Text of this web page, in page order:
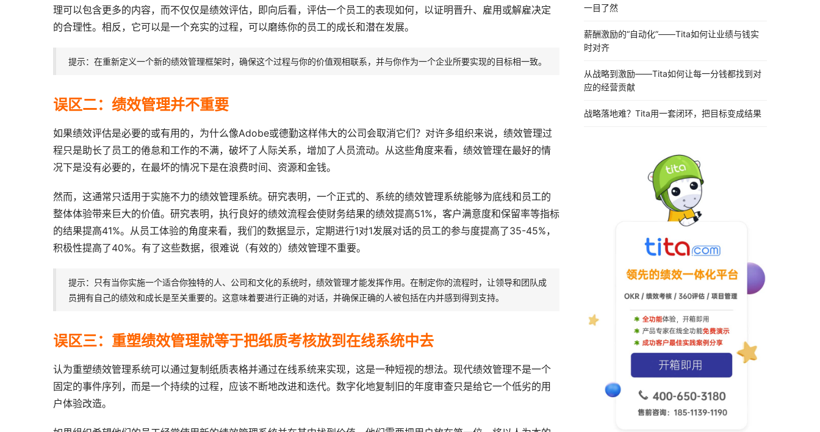
理可以包含更多的内容，而不仅仅是绩效评估，即向后看，评估一个员工的表现如何，以证明晋升、雇用或解雇决定
的合理性。相反，它可以是一个充实的过程，可以磨练你的员工的成长和潜在发展。
提示：在重新定义一个新的绩效管理框架时，确保这个过程与你的价值观相联系，并与你作为一个企业所要实现的目标相一致。
误区二：绩效管理并不重要
如果绩效评估是必要的或有用的，为什么像Adobe或德勤这样伟大的公司会取消它们？对许多组织来说，绩效管理过
程只是助长了员工的倦怠和工作的不满，破坏了人际关系，增加了人员流动。从这些角度来看，绩效管理在最好的情
况下是没有必要的，在最坏的情况下是在浪费时间、资源和金钱。
然而，这通常只适用于实施不力的绩效管理系统。研究表明，一个正式的、系统的绩效管理系统能够为底线和员工的
整体体验带来巨大的价值。研究表明，执行良好的绩效流程会使财务结果的绩效提高51%，客户满意度和保留率等指标
的结果提高41%。从员工体验的角度来看，我们的数据显示，定期进行1对1发展对话的员工的参与度提高了35-45%，
积极性提高了40%。有了这些数据，很难说（有效的）绩效管理不重要。
提示：只有当你实施一个适合你独特的人、公司和文化的系统时，绩效管理才能发挥作用。在制定你的流程时，让领导和团队成
员拥有自己的绩效和成长是至关重要的。这意味着要进行正确的对话，并确保正确的人被包括在内并感到得到支持。
误区三：重塑绩效管理就等于把纸质考核放到在线系统中去
认为重塑绩效管理系统可以通过复制纸质表格并通过在线系统来实现，这是一种短视的想法。现代绩效管理不是一个
固定的事件序列，而是一个持续的过程，应该不断地改进和迭代。数字化地复制旧的年度审查只是给它一个低劣的用
户体验改造。
一目了然
薪酬激励的“自动化”——Tita如何让业绩与钱实
时对齐
从战略到激励——Tita如何让每一分钱都找到对
应的经营贡献
战略落地难？Tita用一套闭环，把目标变成结果